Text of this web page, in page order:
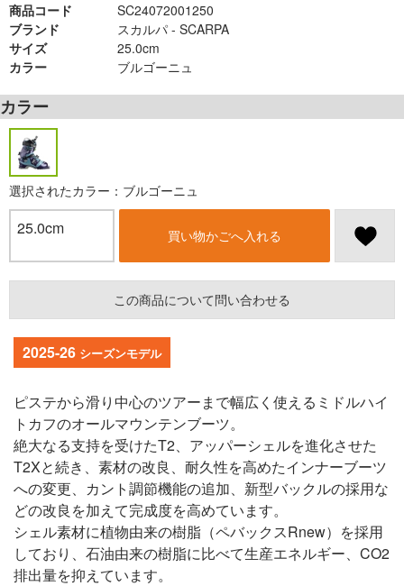
商品コード
SC24072001250
ブランド
スカルパ - SCARPA
サイズ
25.0cm
カラー
ブルゴーニュ
カラー
選択されたカラー：ブルゴーニュ
25.0cm 買い物かごへ入れる
この商品について問い合わせる
2025-26 シーズンモデル
ピステから滑り中心のツアーまで幅広く使えるミドルハイ
トカフのオールマウンテンブーツ。
絶大なる支持を受けたT2、アッパーシェルを進化させた
T2Xと続き、素材の改良、耐久性を高めたインナーブーツ
への変更、カント調節機能の追加、新型バックルの採用な
どの改良を加えて完成度を高めています。
シェル素材に植物由来の樹脂（ペバックスRnew）を採用
しており、石油由来の樹脂に比べて生産エネルギー、CO2
排出量を抑えています。